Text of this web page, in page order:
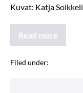
Kuvat: Katja Soikkeli
Read more
Filed under: